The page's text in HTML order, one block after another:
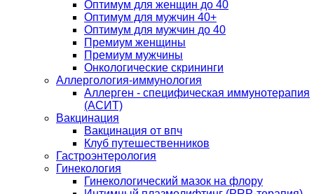
Оптимум для женщин до 40
Оптимум для мужчин 40+
Оптимум для мужчин до 40
Премиум женщины
Премиум мужчины
Онкологические скрининги
Аллергология-иммунология
Аллерген - специфическая иммунотерапия
(АСИТ)
Вакцинация
Вакцинация от впч
Клуб путешественников
Гастроэнтерология
Гинекология
Гинекологический мазок на флору